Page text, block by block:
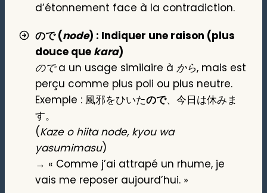
d’étonnement face à la contradiction.
ので (node) : Indiquer une raison (plus
douce que kara)
のでa un usage similaire à から, mais est
perçu comme plus poli ou plus neutre.
Exemple : 風邪をひいたので、今日は休みま
す。
(Kaze o hiita node, kyou wa
yasumimasu)
→ « Comme j’ai attrapé un rhume, je
vais me reposer aujourd’hui. »